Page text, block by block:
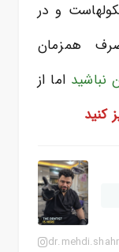
و در
همزمان
نباشید اما از
کنید